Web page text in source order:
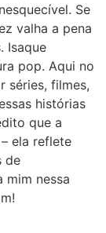
Se
valha a pena
Isaque
pop. Aqui no
séries, filmes,
histórias
que a
ela reflete
de
mim nessa